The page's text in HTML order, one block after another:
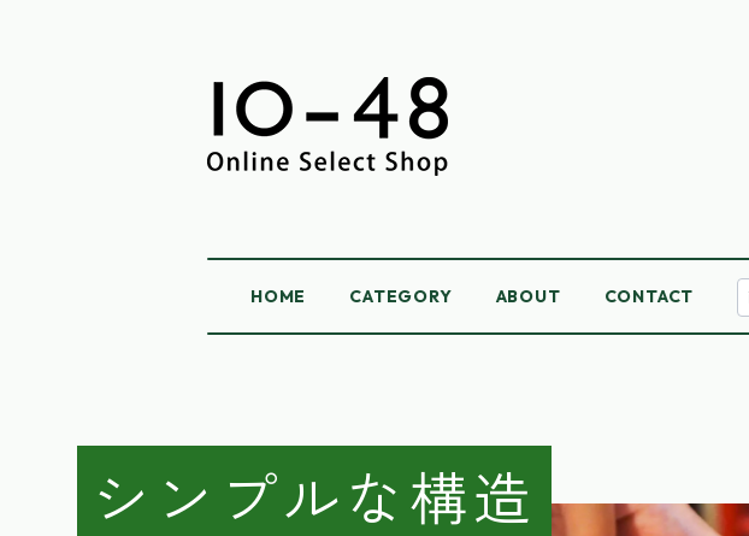
HOME CATEGORY ABOUT CONTACT
シンプルな構造